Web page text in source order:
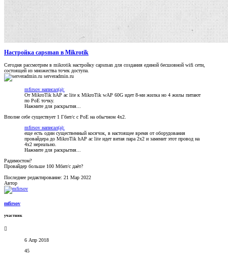
Настройка capsman в Mikrotik
Сегодня рассмотрим в mikrotik настройку capsman для создания единой бесшовной wifi сети,
состоящей из множества точек доступа.
serveradmin.ru
mfirsov написал(а):
От MikroTik hAP ac lite к MikroTik wAP 60G идет 8-ми жилка но 4 жилы питают
по PoE точку.
Нажмите для раскрытия...
Вполне себе существует 1 Гбит/с с PoE на обычном 4x2.
mfirsov написал(а):
еще есть один существенный косячок, в настоящее время от оборудования
провайдера до MikroTik hAP ac lite идет витая пара 2х2 и заменит этот провод на
4х2 нереально.
Нажмите для раскрытия...
Радимостом?
Провайдер больше 100 Мбит/с даёт?
Последнее редактирование: 21 Мар 2022
Автор
mfirsov
участник
6 Апр 2018
45